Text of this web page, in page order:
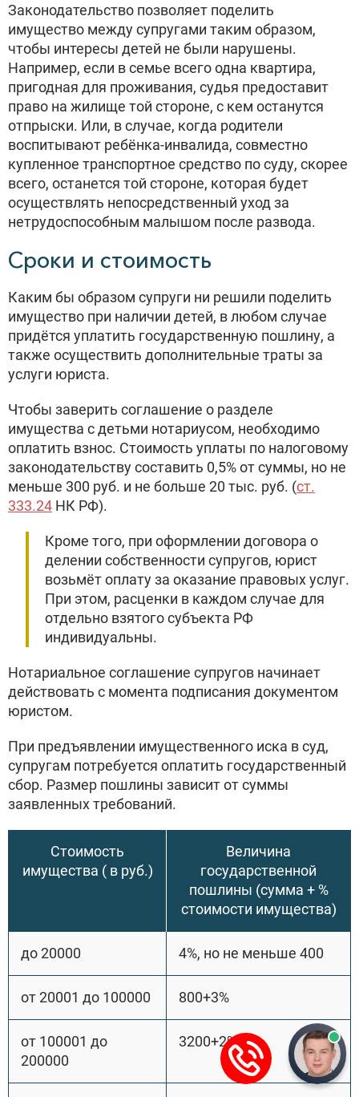
Законодательство позволяет поделить
имущество между супругами таким образом,
чтобы интересы детей не были нарушены.
Например, если в семье всего одна квартира,
пригодная для проживания, судья предоставит
право на жилище той стороне, с кем останутся
отпрыски. Или, в случае, когда родители
воспитывают ребёнка-инвалида, совместно
купленное транспортное средство по суду, скорее
всего, останется той стороне, которая будет
осуществлять непосредственный уход за
нетрудоспособным малышом после развода.
Сроки и стоимость
Каким бы образом супруги ни решили поделить
имущество при наличии детей, в любом случае
придётся уплатить государственную пошлину, а
также осуществить дополнительные траты за
услуги юриста.
Чтобы заверить соглашение о разделе
имущества с детьми нотариусом, необходимо
оплатить взнос. Стоимость уплаты по налоговому
законодательству составить 0,5% от суммы, но не
меньше 300 руб. и не больше 20 тыс. руб. (ст.
333.24 НК РФ).
Кроме того, при оформлении договора о
делении собственности супругов, юрист
возьмёт оплату за оказание правовых услуг.
При этом, расценки в каждом случае для
отдельно взятого субъекта РФ
индивидуальны.
Нотариальное соглашение супругов начинает
действовать с момента подписания документом
юристом.
При предъявлении имущественного иска в суд,
супругам потребуется оплатить государственный
сбор. Размер пошлины зависит от суммы
заявленных требований.
Стоимость
имущества ( в руб.)
Величина
государственной
пошлины (сумма + %
стоимости имущества)
до 20000 4%, но не меньше 400
от 20001 до 100000 800+3%
от 100001 до
200000
3200+2%